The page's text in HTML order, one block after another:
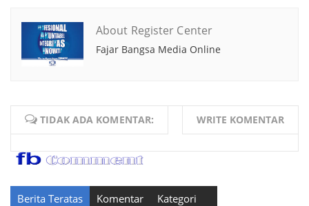
About Register Center
Fajar Bangsa Media Online
TIDAK ADA KOMENTAR: WRITE KOMENTAR
Berita Teratas Komentar Kategori